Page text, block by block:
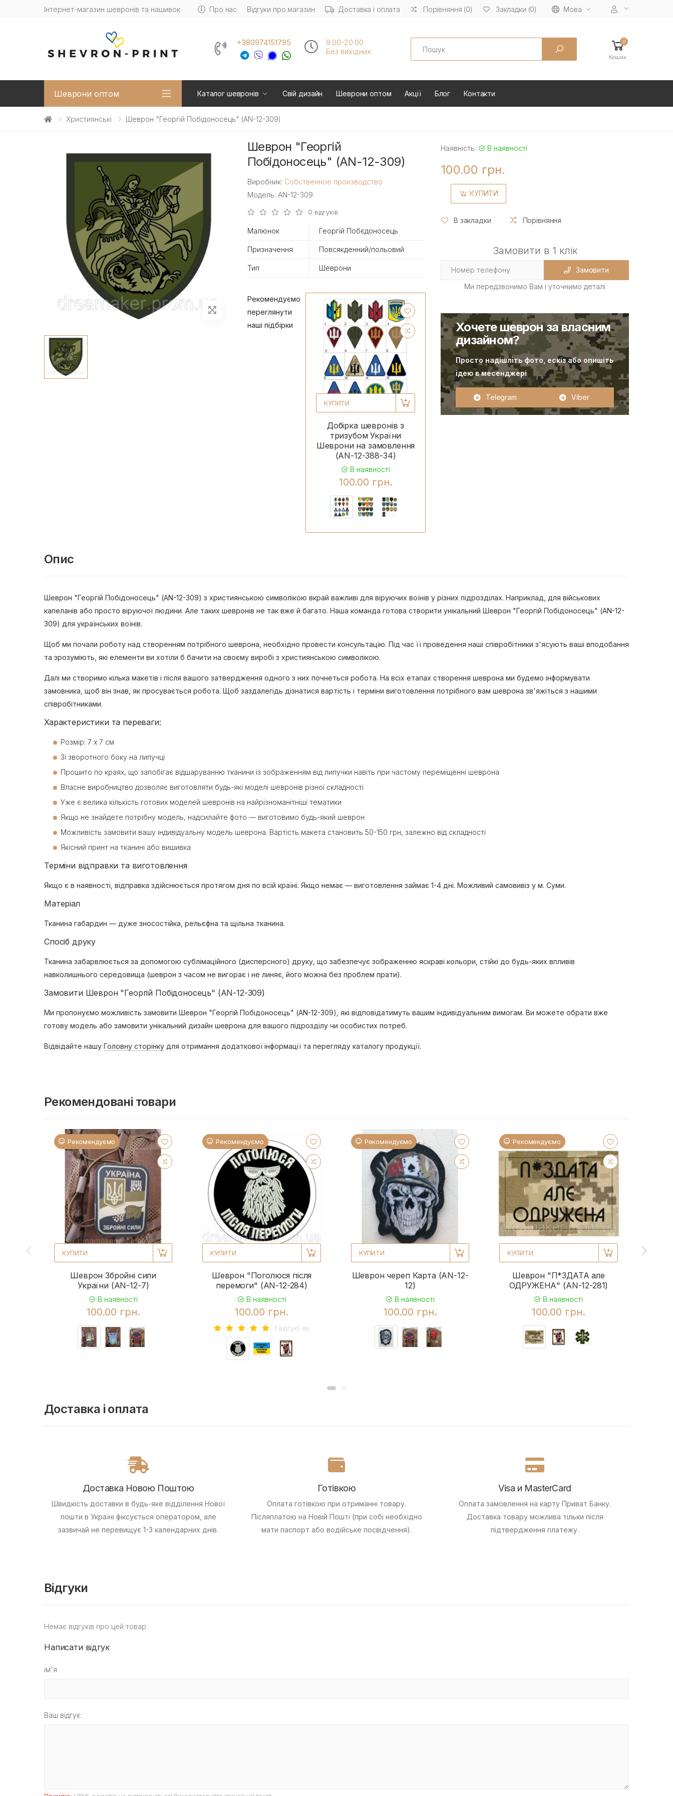
Інтернет-магазин шевронів та нашивок Про нас Відгуки про магазин Доставка і оплата Порівняння (0) Закладки (0) Мова
+380974151795
9:00-20:00
Без вихiдних
Search 0
Кошик
Шеврони оптом Каталог шевронів Свій дизайн Шеврони оптом Акції Блог Контакти
Християнські Шеврон "Георгій Побідоносець" (AN-12-309)
Шеврон "Георгій
Побідоносець" (AN-12-309)
Виробник: Собственное производство
Модель: AN-12-309
0 відгуків
Малюнок Георгій Побєдоносець
Призначення Повсякденний/польовий
Тип Шеврони
Рекомендуємо
переглянути
наші підбірки
КУПИТИ
Добірка шевронів з
тризубом України
Шеврони на замовлення
(AN-12-388-34)
В наявності
100.00 грн.
Наявність: В наявності
100.00 грн.
КУПИТИ
В закладки Порівняння
Замовити в 1 клік
Замовити
Ми передзвонимо Вам і уточнимо деталі
Хочете шеврон за власним
дизайном?
Просто надішліть фото, ескіз або опишіть
ідею в месенджері
Telegram Viber
Опис
Шеврон "Георгій Побідоносець" (AN-12-309) з християнською символікою вкрай важливі для віруючих воїнів у різних підрозділах. Наприклад, для військових
капеланів або просто віруючої людини. Але таких шевронів не так вже й багато. Наша команда готова створити унікальний Шеврон "Георгій Побідоносець" (AN-12-
309) для українських воїнів.
Щоб ми почали роботу над створенням потрібного шеврона, необхідно провести консультацію. Під час її проведення наші співробітники з'ясують ваші вподобання
та зрозуміють, які елементи ви хотіли б бачити на своєму виробі з християнською символікою.
Далі ми створимо кілька макетів і після вашого затвердження одного з них почнеться робота. На всіх етапах створення шеврона ми будемо інформувати
замовника, щоб він знав, як просувається робота. Щоб заздалегідь дізнатися вартість і терміни виготовлення потрібного вам шеврона зв'яжіться з нашими
співробітниками.
Характеристики та переваги:
Розмір: 7 х 7 см
Зі зворотного боку на липучці
Прошито по краях, що запобігає відшаруванню тканини із зображенням від липучки навіть при частому переміщенні шеврона
Власне виробництво дозволяє виготовляти будь-які моделі шевронів різної складності
Уже є велика кількість готових моделей шевронів на найрізноманітніші тематики
Якщо не знайдете потрібну модель, надсилайте фото — виготовимо будь-який шеврон
Можливість замовити вашу індивідуальну модель шеврона. Вартість макета становить 50-150 грн, залежно від складності
Якісний принт на тканині або вишивка
Терміни відправки та виготовлення
Якщо є в наявності, відправка здійснюється протягом дня по всій країні. Якщо немає — виготовлення займає 1-4 дні. Можливий самовивіз у м. Суми.
Матеріал
Тканина габардин — дуже зносостійка, рельєфна та щільна тканина.
Спосіб друку
Тканина забарвлюється за допомогою сублімаційного (дисперсного) друку, що забезпечує зображенню яскраві кольори, стійкі до будь-яких впливів
навколишнього середовища (шеврон з часом не вигорає і не линяє, його можна без проблем прати).
Замовити Шеврон "Георгій Побідоносець" (AN-12-309)
Ми пропонуємо можливість замовити Шеврон "Георгій Побідоносець" (AN-12-309), які відповідатимуть вашим індивідуальним вимогам. Ви можете обрати вже
готову модель або замовити унікальний дизайн шеврона для вашого підрозділу чи особистих потреб.
Відвідайте нашу Головну сторінку для отримання додаткової інформації та перегляду каталогу продукції.
Рекомендовані товари
Рекомендуємо
КУПИТИ
Шеврон Збройні сили
України (AN-12-7)
В наявності
100.00 грн.
Рекомендуємо
КУПИТИ
Шеврон "Поголюся після
перемоги" (AN-12-284)
В наявності
100.00 грн.
1 вiдгук(-iв)
Рекомендуємо
КУПИТИ
Шеврон череп Карта (AN-12-
12)
В наявності
100.00 грн.
Рекомендуємо
КУПИТИ
Шеврон "П*ЗДАТА але
ОДРУЖЕНА" (AN-12-281)
В наявності
100.00 грн.
Доставка і оплата
Доставка Новою Поштою
Швидкість доставки в будь-яке відділення Нової
пошти в Україні фіксується оператором, але
зазвичай не перевищує 1-3 календарних днів.
Готівкою
Оплата готівкою при отриманні товару.
Післяплатою на Новій Пошті (при собі необхідно
мати паспорт або водійське посвідчення).
Visa и MasterCard
Оплата замовлення на карту Приват Банку.
Доставка товару можлива тільки після
підтвердження платежу.
Відгуки
Немає відгуків про цей товар.
Написати відгук
ім'я
Ваш відгук: